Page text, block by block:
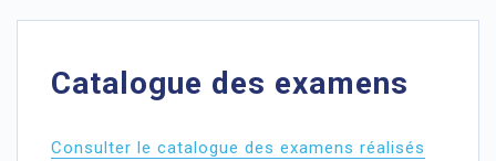
Catalogue des examens
Consulter le catalogue des examens réalisés